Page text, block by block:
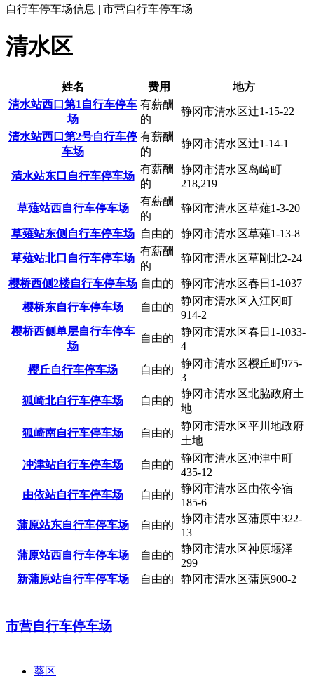
自行车停车场信息 | 市营自行车停车场
清水区
姓名 费用
地方
清水站西口第1自行车停车
场
有薪酬
的
静冈市清水区辻1-15-22
清水站西口第2号自行车停
车场
有薪酬
的
静冈市清水区辻1-14-1
清水站东口自行车停车场
有薪酬
的
静冈市清水区岛崎町
218,219
草薙站西自行车停车场
有薪酬
的
静冈市清水区草薙1-3-20
草薙站东侧自行车停车场 自由的 静冈市清水区草薙1-13-8
草薙站北口自行车停车场
有薪酬
的
静冈市清水区草剛北2-24
樱桥西侧2楼自行车停车场 自由的
静冈市清水区春日1-1037
樱桥东自行车停车场
自由的
静冈市清水区入江冈町
914-2
樱桥西侧单层自行车停车
场
自由的
静冈市清水区春日1-1033-
4
樱丘自行车停车场
自由的
静冈市清水区樱丘町975-
3
狐崎北自行车停车场
自由的
静冈市清水区北脇政府土
地
狐崎南自行车停车场 自由的
静冈市清水区平川地政府
土地
冲津站自行车停车场
自由的
静冈市清水区冲津中町
435-12
由依站自行车停车场
自由的
静冈市清水区由依今宿
185-6
蒲原站东自行车停车场
自由的
静冈市清水区蒲原中322-
13
蒲原站西自行车停车场
自由的
静冈市清水区神原堰泽
299
新蒲原站自行车停车场
自由的 静冈市清水区蒲原900-2
市营自行车停车场
葵区